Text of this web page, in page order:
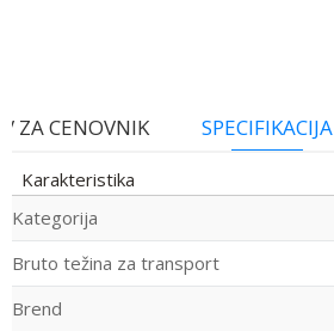
ZA CENOVNIK SPECIFIKACIJA
Karakteristika
Kategorija
Bruto težina za transport
Brend